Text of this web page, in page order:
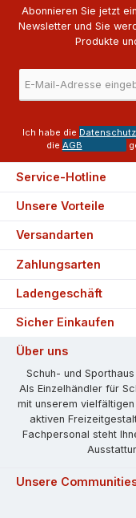
Abonnieren Sie jetzt
Newsletter und Sie
Produkte
Ich habe die
die AGB
Service-Hotline
Unsere Vorteile
Versandarten
Zahlungsarten
Ladengeschäft
Sicher Einkaufen
Über uns
Schuh- und
Als Einzelhändler für
mit unserem
aktiven
Fachpersonal steht
Unsere